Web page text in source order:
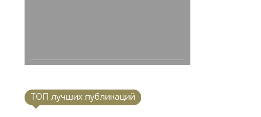
ТОП лучших публикаций